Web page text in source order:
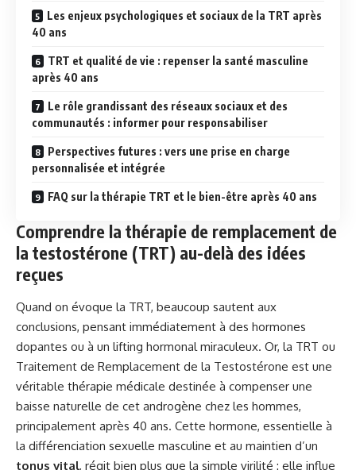
Les enjeux psychologiques et sociaux de la TRT après
40 ans
TRT et qualité de vie : repenser la santé masculine
après 40 ans
Le rôle grandissant des réseaux sociaux et des
communautés : informer pour responsabiliser
Perspectives futures : vers une prise en charge
personnalisée et intégrée
FAQ sur la thérapie TRT et le bien-être après 40 ans
Comprendre la thérapie de remplacement de
la testostérone (TRT) au-delà des idées
reçues
Quand on évoque la TRT, beaucoup sautent aux
conclusions, pensant immédiatement à des hormones
dopantes ou à un lifting hormonal miraculeux. Or, la TRT ou
Traitement de Remplacement de la Testostérone est une
véritable thérapie médicale destinée à compenser une
baisse naturelle de cet androgène chez les hommes,
principalement après 40 ans. Cette hormone, essentielle à
la différenciation sexuelle masculine et au maintien d’un
tonus vital, régit bien plus que la simple virilité : elle influe